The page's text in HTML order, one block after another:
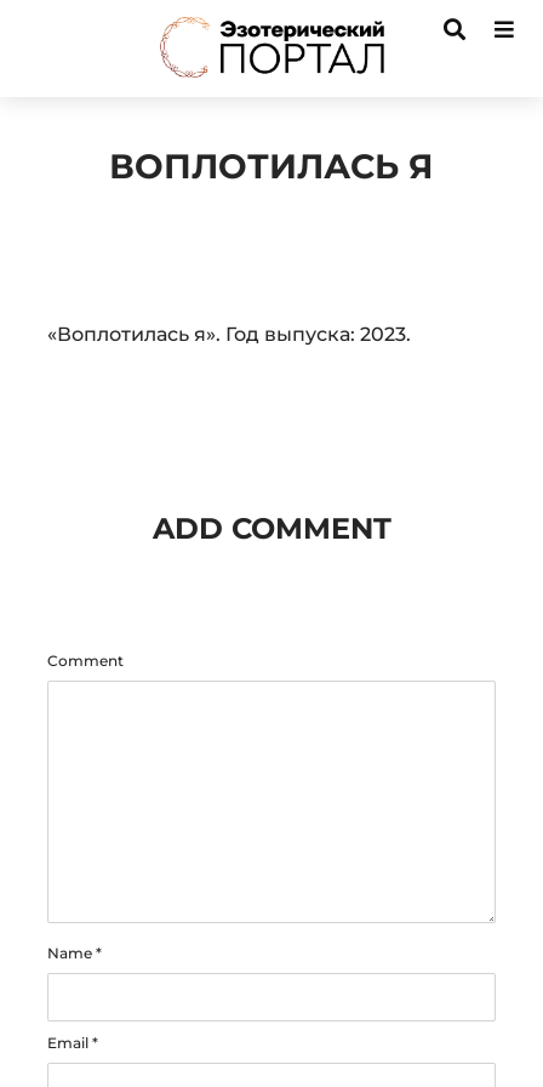
ВОПЛОТИЛАСЬ Я
Audio
«Воплотилась я». Год выпуска: 2023.
ADD COMMENT
Comment
Name *
Email *